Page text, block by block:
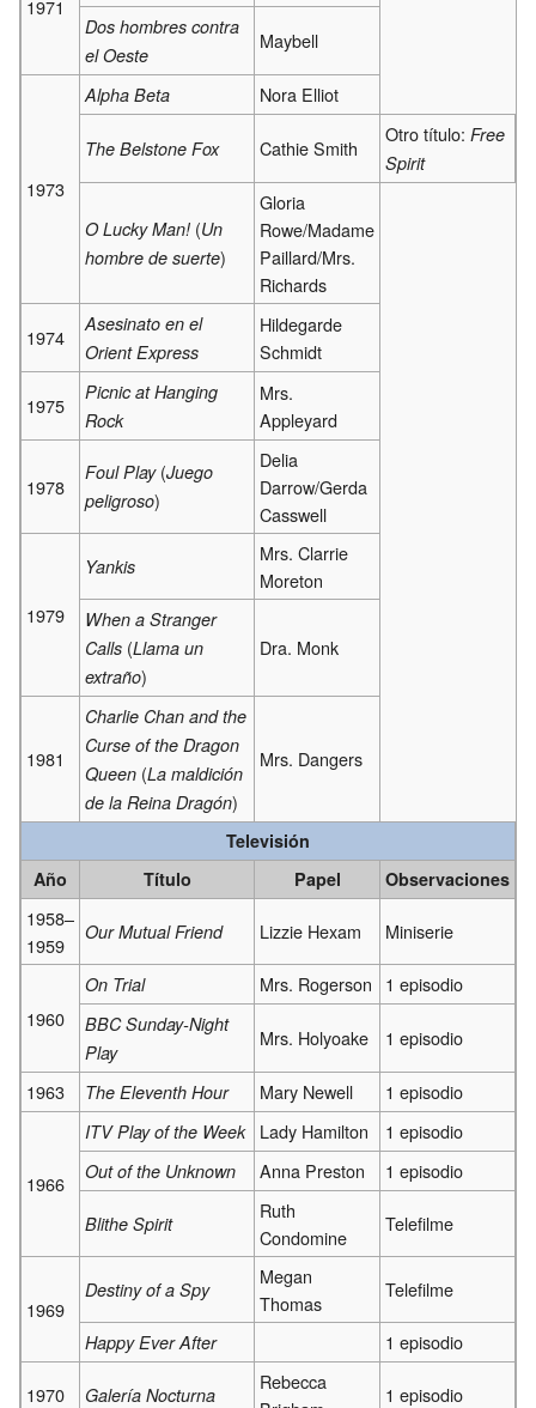
1971
Dos hombres contra
el Oeste
Maybell
1973
Alpha Beta Nora Elliot
The Belstone Fox Cathie Smith
Otro título: Free
Spirit
O Lucky Man! (Un
hombre de suerte)
Gloria
Rowe/Madame
Paillard/Mrs.
Richards
1974
Asesinato en el
Orient Express
Hildegarde
Schmidt
1975
Picnic at Hanging
Rock
Mrs.
Appleyard
1978
Foul Play(Juego
peligroso)
Delia
Darrow/Gerda
Casswell
1979
Yankis
Mrs. Clarrie
Moreton
When a Stranger
Calls (Llama un
extraño)
Dra. Monk
1981
Charlie Chan and the
Curse of the Dragon
Queen (La maldición
de la Reina Dragón)
Mrs. Dangers
Televisión
Año
Título Papel Observaciones
1958–
1959
Our Mutual Friend Lizzie Hexam Miniserie
1960
On Trial Mrs. Rogerson 1 episodio
BBC Sunday-Night
Play
Mrs. Holyoake 1 episodio
1963 The Eleventh Hour Mary Newell 1 episodio
1966
ITV Play of the Week Lady Hamilton 1 episodio
Out of the Unknown Anna Preston 1 episodio
Blithe Spirit
Ruth
Condomine
Telefilme
1969
Destiny of a Spy
Megan
Thomas
Telefilme
Happy Ever After 1 episodio
1970 Galería Nocturna
Rebecca
1 episodio